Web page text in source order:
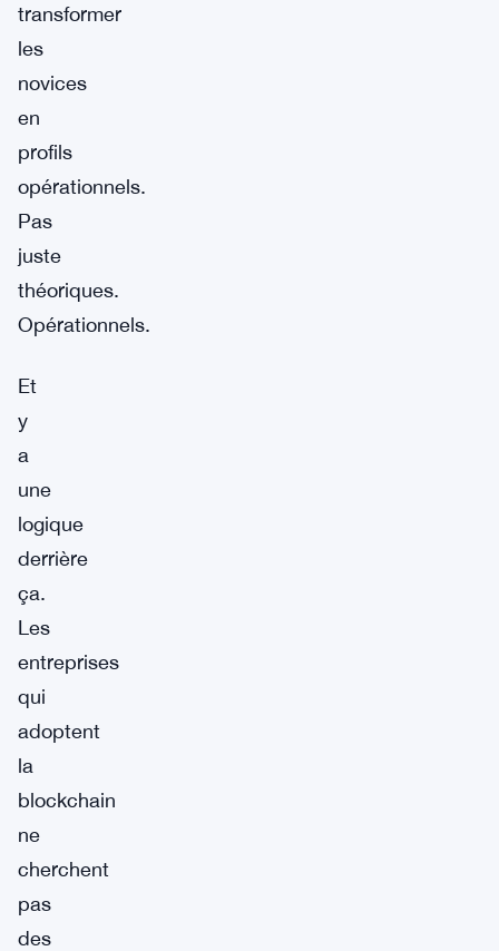
transformer
les
novices
en
profils
opérationnels.
Pas
juste
théoriques.
Opérationnels.
Et
y
a
une
logique
derrière
ça.
Les
entreprises
qui
adoptent
la
blockchain
ne
cherchent
pas
des